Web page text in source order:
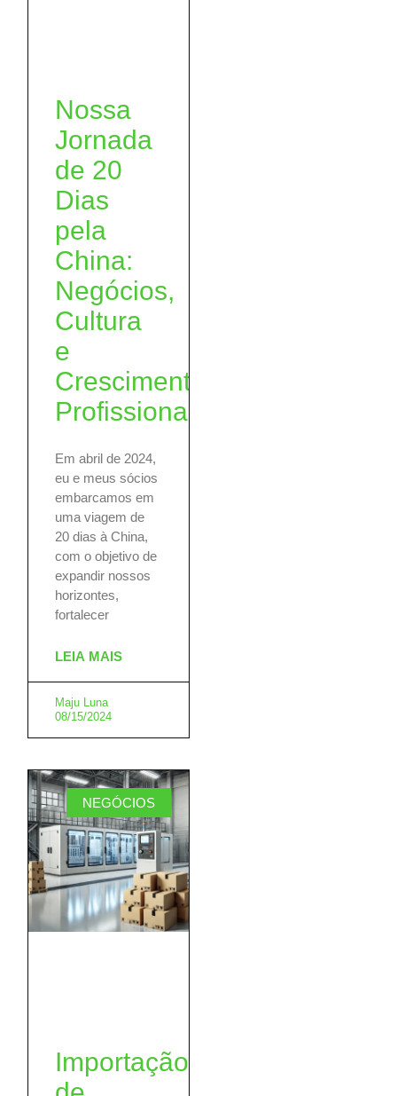
Nossa
Jornada
de 20
Dias
pela
China:
Negócios,
Cultura
e
Crescimento
Profissional
Em abril de 2024,
eu e meus sócios
embarcamos em
uma viagem de
20 dias à China,
com o objetivo de
expandir nossos
horizontes,
fortalecer
LEIA MAIS
Maju Luna
08/15/2024
NEGÓCIOS
Importação